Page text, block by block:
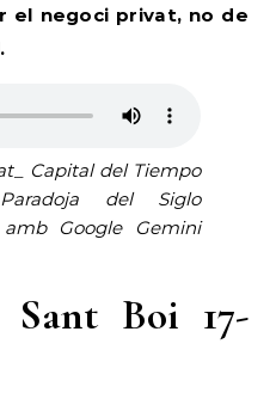
el negoci privat, no de
Capital del Tiempo
del Siglo
Google Gemini
Sant Boi 17-